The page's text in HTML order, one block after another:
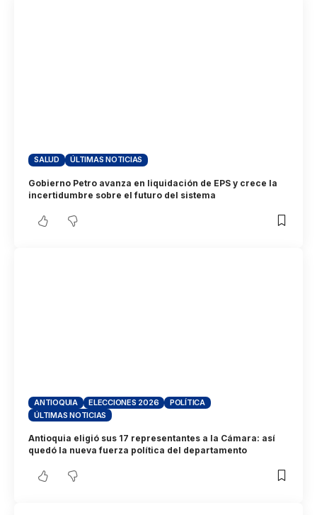
SALUD ÚLTIMAS NOTICIAS
Gobierno Petro avanza en liquidación de EPS y crece la
incertidumbre sobre el futuro del sistema
ANTIOQUIA ELECCIONES 2026
POLÍTICA
ÚLTIMAS NOTICIAS
Antioquia eligió sus 17 representantes a la Cámara: así
quedó la nueva fuerza política del departamento